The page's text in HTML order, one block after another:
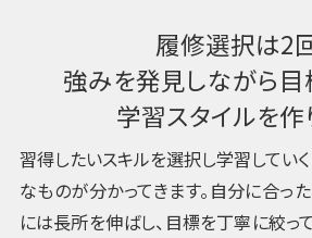
履修選択は2
強みを発見しながら目
学習スタイルを作
習得したいスキルを選択し学習してい
なものが分かってきます。自分に合っ
には長所を伸ばし、目標を丁寧に絞っ